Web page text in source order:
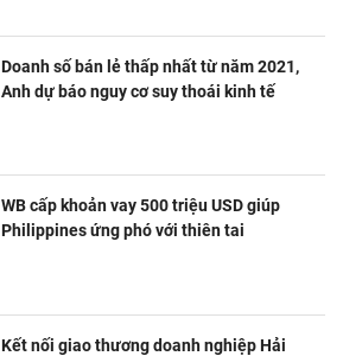
Doanh số bán lẻ thấp nhất từ năm 2021,
Anh dự báo nguy cơ suy thoái kinh tế
WB cấp khoản vay 500 triệu USD giúp
Philippines ứng phó với thiên tai
Kết nối giao thương doanh nghiệp Hải